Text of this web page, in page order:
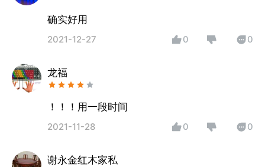
确实好用
2021-12-27 0 0
龙福
！！！用一段时间
2021-11-28 0 0
谢永金红木家私